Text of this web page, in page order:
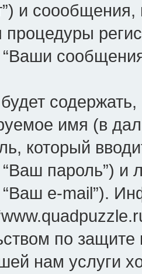
и
имя (в
который
пароль”) и
e-mail”).
по
нам услуги